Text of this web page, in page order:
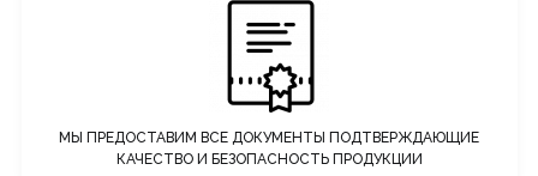
МЫ ПРЕДОСТАВИМ ВСЕ ДОКУМЕНТЫ ПОДТВЕРЖДАЮЩИЕ
КАЧЕСТВО И БЕЗОПАСНОСТЬ ПРОДУКЦИИ